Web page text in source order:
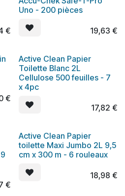
€
Uno - 200 pièces
19,63 €
€
Active Clean Papier
Toilette Blanc 2L
Cellulose 500 feuilles - 7
x 4pc
17,82 €
€
Active Clean Papier
toilette Maxi Jumbo 2L 9,5
cm x 300 m - 6 rouleaux
18,98 €